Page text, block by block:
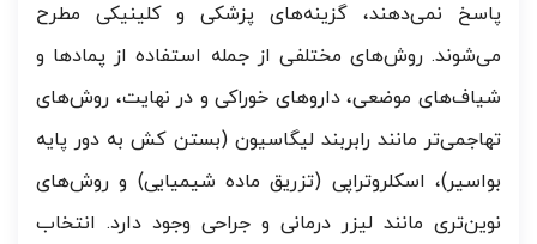
پاسخ نمی‌دهند، گزینه‌های پزشکی و کلینیکی مطرح
می‌شوند. روش‌های مختلفی از جمله استفاده از پمادها و
شیاف‌های موضعی، داروهای خوراکی و در نهایت، روش‌های
تهاجمی‌تر مانند رابربند لیگاسیون (بستن کش به دور پایه
بواسیر)، اسکلروتراپی (تزریق ماده شیمیایی) و روش‌های
نوین‌تری مانند لیزر درمانی و جراحی وجود دارد. انتخاب